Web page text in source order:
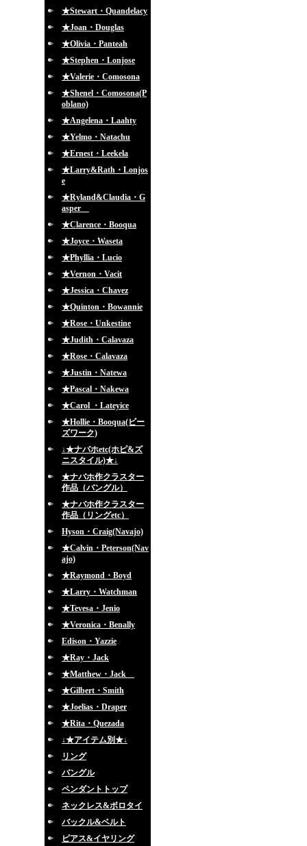
★Stewart・Quandelacy
★Joan・Douglas
★Olivia・Panteah
★Stephen・Lonjose
★Valerie・Comosona
★Shenel・Comosona(P
oblano)
★Angelena・Laahty
★Yelmo・Natachu
★Ernest・Leekela
★Larry&Rath・Lonjos
e
★Ryland&Claudia・G
asper
★Clarence・Booqua
★Joyce・Waseta
★Phyllia・Lucio
★Vernon・Vacit
★Jessica・Chavez
★Quinton・Bowannie
★Rose・Unkestine
★Judith・Calavaza
★Rose・Calavaza
★Justin・Natewa
★Pascal・Nakewa
★Carol ・Lateyice
★Hollie・Booqua(ビー
ズワーク)
↓★ナバホetc(ホピ&ズ
ニスタイル)★↓
★ナバホ作クラスター
作品（バングル）
★ナバホ作クラスター
作品（リングetc）
Hyson・Craig(Navajo)
★Calvin・Peterson(Nav
ajo)
★Raymond・Boyd
★Larry・Watchman
★Tevesa・Jenio
★Veronica・Benally
Edison・Yazzie
★Ray・Jack
★Matthew・Jack
★Gilbert・Smith
★Joelias・Draper
★Rita・Quezada
↓★アイテム別★↓
リング
バングル
ペンダントトップ
ネックレス&ボロタイ
バックル&ベルト
ピアス&イヤリング